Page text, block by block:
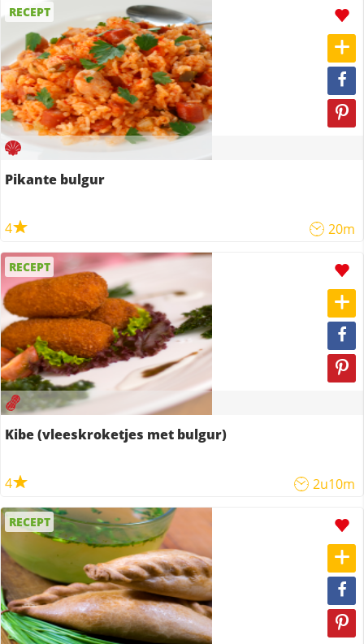
RECEPT
Pikante bulgur
4 20m
RECEPT
Kibe (vleeskroketjes met bulgur)
4 2u10m
RECEPT